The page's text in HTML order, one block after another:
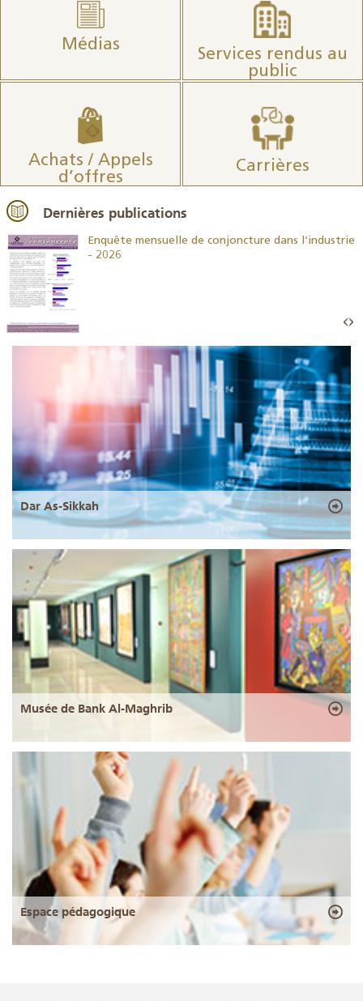
Médias
Services rendus au
public
Achats / Appels
d’offres
Carrières
Dernières publications
Enquête mensuelle de conjoncture dans l’industrie
- 2026
Dar As-Sikkah
Musée de Bank Al-Maghrib
Espace pédagogique